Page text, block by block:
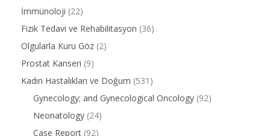
İmmünoloji (22)
Fizik Tedavi ve Rehabilitasyon (36)
Olgularla Kuru Göz (2)
Prostat Kanseri (9)
Kadın Hastalıkları ve Doğum (531)
Gynecology; and Gynecological Oncology (92)
Neonatology (24)
Case Report (92)